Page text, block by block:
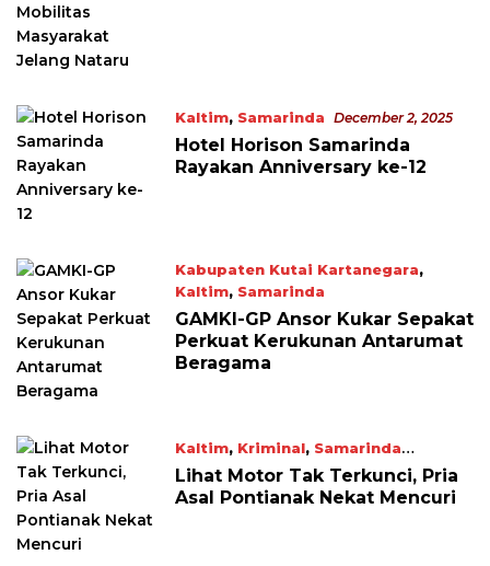
Kaltim, Samarinda December 2, 2025
Hotel Horison Samarinda
Rayakan Anniversary ke-12
Kabupaten Kutai Kartanegara,
Kaltim, Samarinda
December 2, 2025
GAMKI-GP Ansor Kukar Sepakat
Perkuat Kerukunan Antarumat
Beragama
Kaltim, Kriminal, Samarinda
December 2, 2025
Lihat Motor Tak Terkunci, Pria
Asal Pontianak Nekat Mencuri